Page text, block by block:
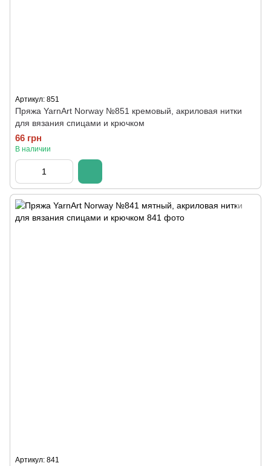
Артикул: 851
Пряжа YarnArt Norway №851 кремовый, акриловая нитки
для вязания спицами и крючком
66 грн
В наличии
Артикул: 841